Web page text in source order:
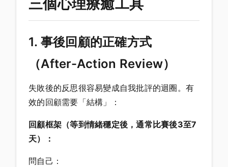
三個心理療癒工具
1. 事後回顧的正確方式
（After-Action Review）
失敗後的反思很容易變成自我批評的迴圈。有
效的回顧需要「結構」：
回顧框架（等到情緒穩定後，通常比賽後3至7
天）：
問自己：